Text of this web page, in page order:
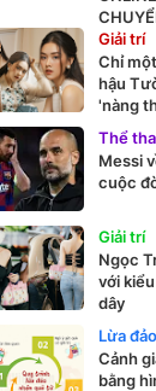
Giải trí
Chỉ
hậu
'nàng
Thể
Messi
cuộc
Giải trí
Ngọc
với
dây
Lừa đảo
Cảnh
bằng